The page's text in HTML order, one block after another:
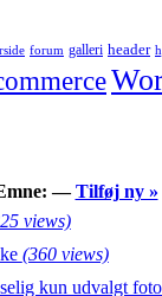
forum galleri header
—Tilføj ny »
views)
(360 views)
kun udvalgt